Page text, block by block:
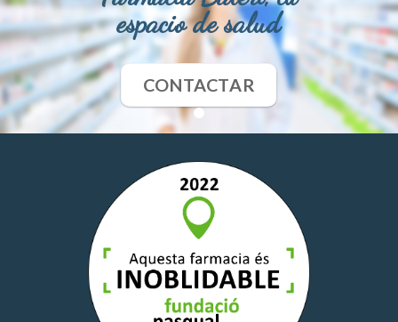
espacio de salud
CONTACTAR